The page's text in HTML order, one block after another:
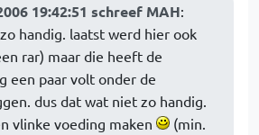
19:42:51 schreef MAH:
handig. laatst werd hier ook
rar) maar die heeft de
een paar volt onder de
dus dat wat niet zo handig.
vlinke voeding maken
(min.